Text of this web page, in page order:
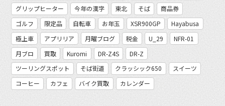
グリップヒーター
今年の漢字 東北 そば
商品券
ゴルフ
限定品 自転車 お年玉 XSR900GP
Hayabusa
極上車
アプリリア 月曜ブログ 税金 U_29
NFR-01
月ブロ
買取 Kuromi DR-Z4S
DR-Z
ツーリングスポット
そば街道 クラッシック650
スイーツ
コーヒー
カフェ バイク買取 カレンダー